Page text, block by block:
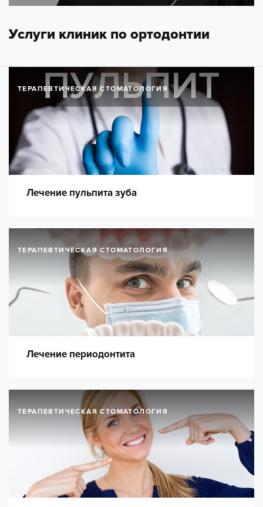
Услуги клиник по ортодонтии
ТЕРАПЕВТИЧЕСКАЯ СТОМАТОЛОГИЯ
Лечение пульпита зуба
ТЕРАПЕВТИЧЕСКАЯ СТОМАТОЛОГИЯ
Лечение периодонтита
ТЕРАПЕВТИЧЕСКАЯ СТОМАТОЛОГИЯ